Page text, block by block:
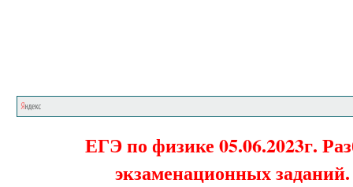
ЕГЭ по физике 05.06.2023г.
экзаменационных заданий.